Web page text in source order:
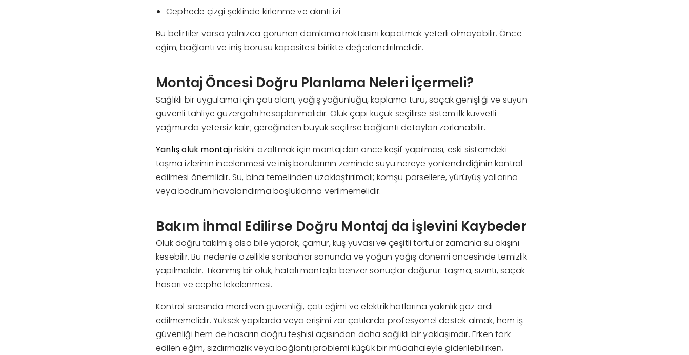
Cephede çizgi şeklinde kirlenme ve akıntı izi
Bu belirtiler varsa yalnızca görünen damlama noktasını kapatmak yeterli olmayabilir. Önce
eğim, bağlantı ve iniş borusu kapasitesi birlikte değerlendirilmelidir.
Montaj Öncesi Doğru Planlama Neleri İçermeli?
Sağlıklı bir uygulama için çatı alanı, yağış yoğunluğu, kaplama türü, saçak genişliği ve suyun
güvenli tahliye güzergahı hesaplanmalıdır. Oluk çapı küçük seçilirse sistem ilk kuvvetli
yağmurda yetersiz kalır; gereğinden büyük seçilirse bağlantı detayları zorlanabilir.
Yanlış oluk montajıriskini azaltmak için montajdan önce keşif yapılması, eski sistemdeki
taşma izlerinin incelenmesi ve iniş borularının zeminde suyu nereye yönlendirdiğinin kontrol
edilmesi önemlidir. Su, bina temelinden uzaklaştırılmalı; komşu parsellere, yürüyüş yollarına
veya bodrum havalandırma boşluklarına verilmemelidir.
Bakım İhmal Edilirse Doğru Montaj da İşlevini Kaybeder
Oluk doğru takılmış olsa bile yaprak, çamur, kuş yuvası ve çeşitli tortular zamanla su akışını
kesebilir. Bu nedenle özellikle sonbahar sonunda ve yoğun yağış dönemi öncesinde temizlik
yapılmalıdır. Tıkanmış bir oluk, hatalı montajla benzer sonuçlar doğurur: taşma, sızıntı, saçak
hasarı ve cephe lekelenmesi.
Kontrol sırasında merdiven güvenliği, çatı eğimi ve elektrik hatlarına yakınlık göz ardı
edilmemelidir. Yüksek yapılarda veya erişimi zor çatılarda profesyonel destek almak, hem iş
güvenliği hem de hasarın doğru teşhisi açısından daha sağlıklı bir yaklaşımdır. Erken fark
edilen eğim, sızdırmazlık veya bağlantı problemi küçük bir müdahaleyle giderilebilirken,